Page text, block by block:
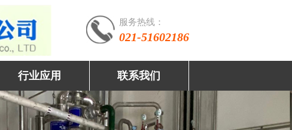
服务热线：
021-51602186
行业应用 联系我们